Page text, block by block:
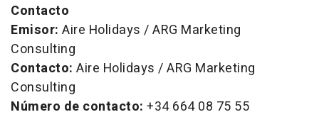
Contacto
Emisor: Aire Holidays / ARG Marketing
Consulting
Contacto: Aire Holidays / ARG Marketing
Consulting
Número de contacto: +34 664 08 75 55